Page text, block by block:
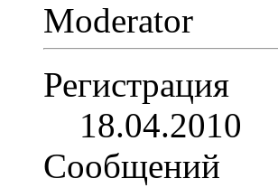
Moderator
Регистрация
18.04.2010
Сообщений